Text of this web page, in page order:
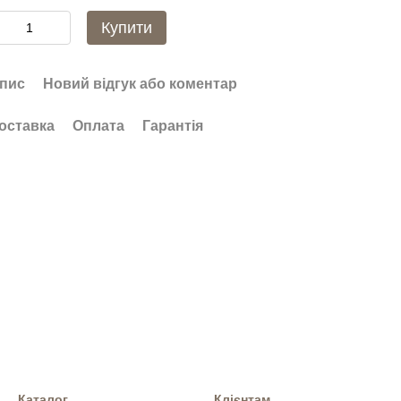
Купити
Новий відгук або коментар
Оплата Гарантія